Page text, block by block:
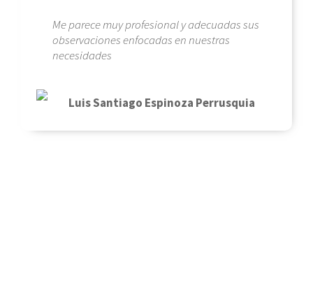
Me parece muy profesional y adecuadas sus
observaciones enfocadas en nuestras
necesidades
Luis Santiago Espinoza Perrusquia